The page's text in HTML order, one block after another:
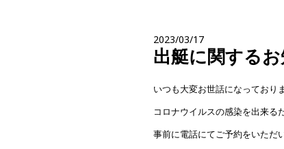
2023/03/17
出艇に関する
いつも大変お世話になっておりま
コロナウイルスの感染を出来る
事前に電話にてご予約をいただ